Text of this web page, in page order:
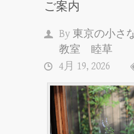
ご案内
By 東京の小さ
教室 睦草
4月 19, 2026